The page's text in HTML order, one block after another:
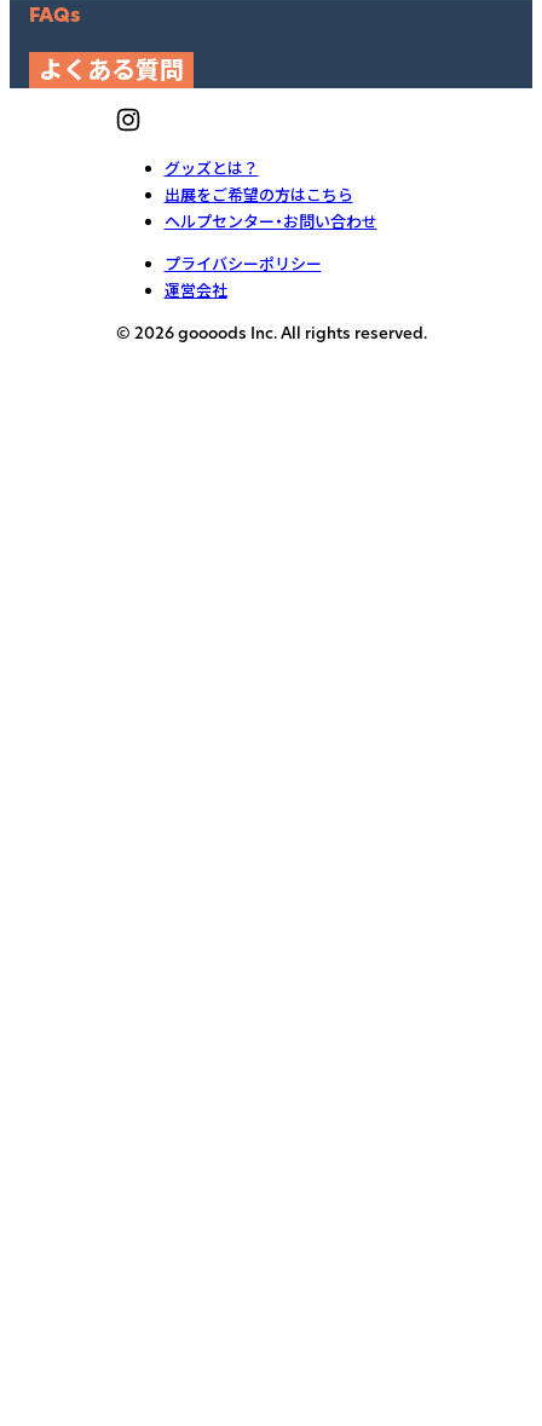
FAQs
よくある質問
グッズとは？
出展をご希望の方はこちら
ヘルプセンター・お問い合わせ
プライバシーポリシー
運営会社
© 2026 goooods Inc. All rights reserved.